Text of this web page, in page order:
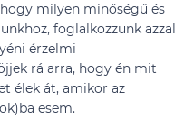
milyen minőségű és
foglalkozzunk azzal
érzelmi
rá arra, hogy én mit
élek át, amikor az
esem.